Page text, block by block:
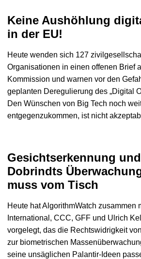
Keine Aushöhlung
in der EU!
Heute wenden sich 127
Organisationen in einen offenen Brief
Kommission und warnen vor den
geplanten Deregulierung des „Digital
Den Wünschen von Big Tech noch
entgegenzukommen, ist nicht
Gesichtserkennung
Dobrindts
muss vom Tisch
Heute hat AlgorithmWatch zusammen
International, CCC, GFF und Ulrich
vorgelegt, das die Rechtswidrigkeit
zur biometrischen
seine unsäglichen Palantir-Ideen